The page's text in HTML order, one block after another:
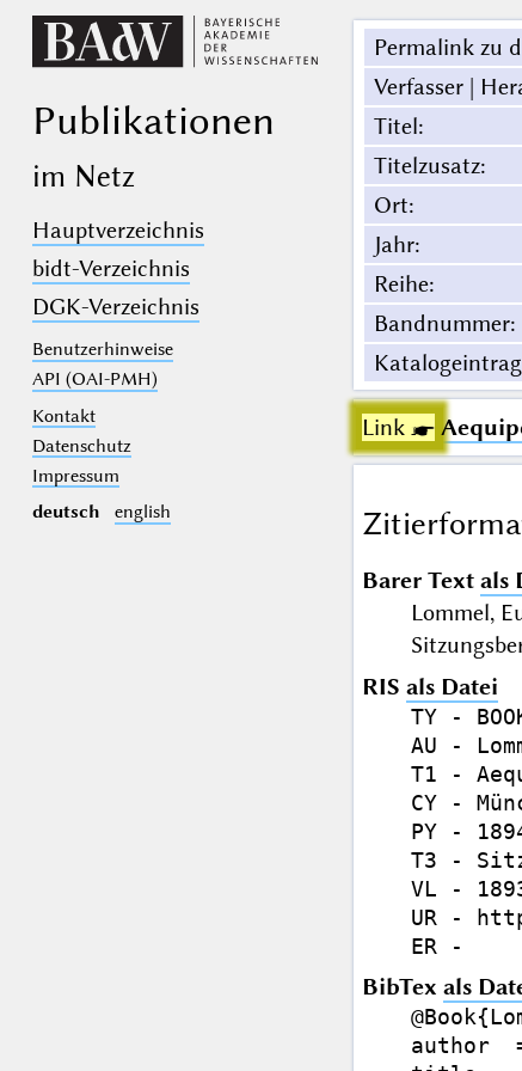
Publikationen
im Netz
Hauptverzeichnis
bidt-Verzeichnis
DGK-Verzeichnis
Benutzerhinweise
API (OAI-PMH)
Kontakt
Datenschutz
Impressum
deutsch
english
Permalink zu
Verfasser |
Titel:
Titelzusatz:
Ort:
Jahr:
Reihe:
Bandnummer:
Katalogeintrag
Link ☛
Barer Text als
Lommel,
RIS als Datei
TY -
AU -
T1 -
CY -
PY -
T3 -
VL -
UR -
BibTex als
author